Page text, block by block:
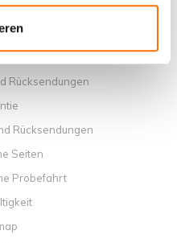
Rücksendungen
Rücksendungen
Seiten
Probefahrt